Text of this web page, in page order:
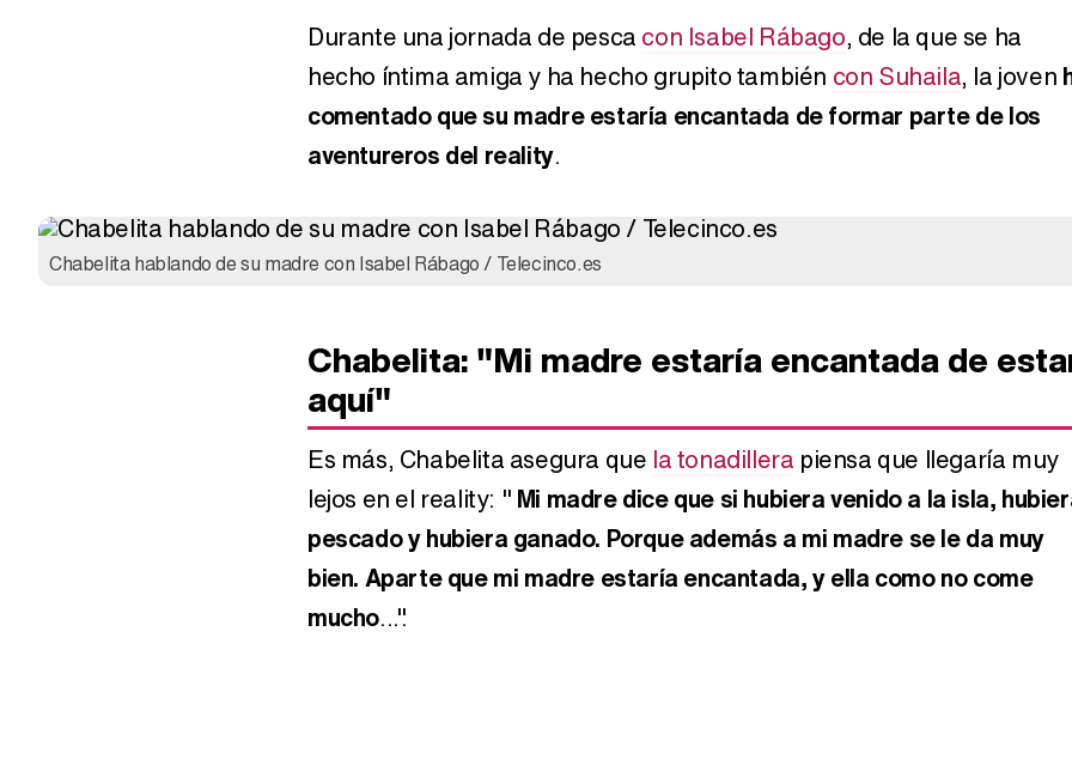
Durante una jornada de pesca con Isabel Rábago, de la que se ha
hecho íntima amiga y ha hecho grupito también con Suhaila, la joven
comentado que su madre estaría encantada de formar parte de los
aventureros del reality.
Chabelita hablando de su madre con Isabel Rábago / Telecinco.es
Chabelita: "Mi madre estaría encantada de
aquí"
Es más, Chabelita asegura que la tonadillera piensa que llegaría muy
lejos en el reality: " Mi madre dice que si hubiera venido a la isla,
pescado y hubiera ganado. Porque además a mi madre se le da muy
bien. Aparte que mi madre estaría encantada, y ella como no come
mucho...".